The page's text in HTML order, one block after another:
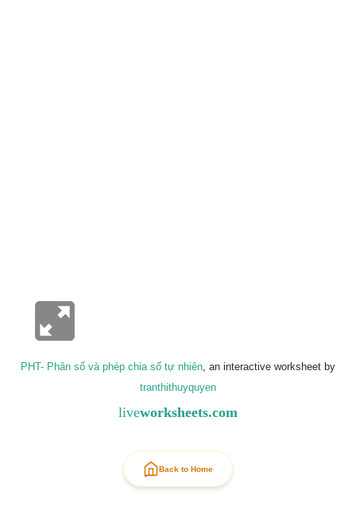
PHT- Phân số và phép chia số tự nhiên, an interactive worksheet by
tranthithuyquyen
liveworksheets.com
Back to Home